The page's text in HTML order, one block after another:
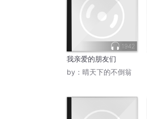
1942
我亲爱的朋友们
by： 晴天下的不倒翁